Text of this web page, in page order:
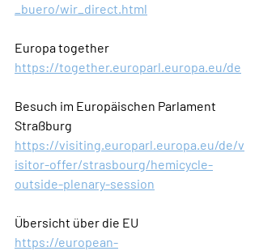
_buero/wir_direct.html
Europa together
https://together.europarl.europa.eu/de
Besuch im Europäischen Parlament
Straßburg
https://visiting.europarl.europa.eu/de/v
isitor-offer/strasbourg/hemicycle-
outside-plenary-session
Übersicht über die EU
https://european-